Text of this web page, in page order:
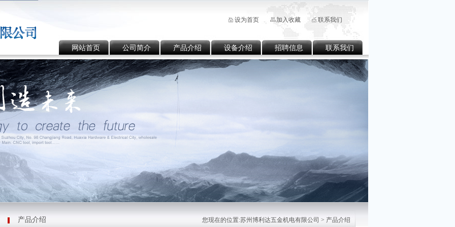
联系我们
加入收藏
设为首页
网站首页 公司简介 产品介绍 设备介绍 招聘信息 联系我们
产品介绍 您现在的位置:苏州博利达五金机电有限公司 > 产品介绍